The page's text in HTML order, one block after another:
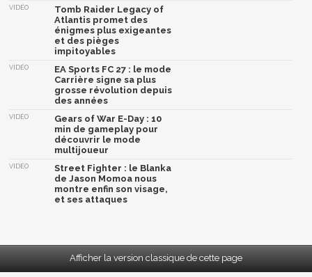
VIDÉO
Tomb Raider Legacy of
Atlantis promet des
énigmes plus exigeantes
et des pièges
impitoyables
VIDÉO
EA Sports FC 27 : le mode
Carrière signe sa plus
grosse révolution depuis
des années
VIDÉO
Gears of War E-Day : 10
min de gameplay pour
découvrir le mode
multijoueur
VIDÉO
Street Fighter : le Blanka
de Jason Momoa nous
montre enfin son visage,
et ses attaques
Afficher la version classique de cette page